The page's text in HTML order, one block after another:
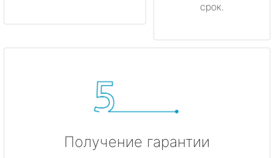
срок.
Получение гарантии